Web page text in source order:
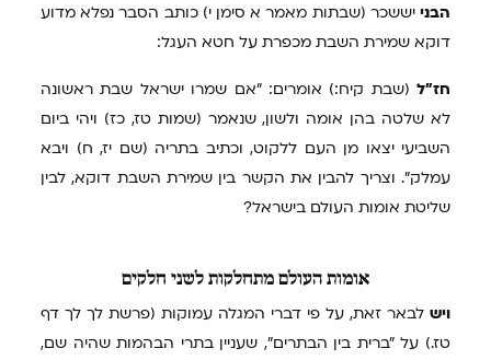
הבני יששכר (שבתות מאמר א סימן י) כותב הסבר נפלא מדוע
דוקא שמירת השבת מכפרת על חטא העגל:
חז"ל (שבת קיח:) אומרים: "אם שמרו ישראל שבת ראשונה
לא שלטה בהן אומה ולשון, שנאמר (שמות טז, כז) ויהי ביום
השביעי יצאו מן העם ללקוט, וכתיב בתריה (שם יז, ח) ויבא
עמלק". וצריך להבין את הקשר בין שמירת השבת דוקא, לבין
שליטת אומות העולם בישראל?
אומות העולם מתחלקות לשני חלקים
ויש לבאר זאת, על פי דברי המגלה עמוקות (פרשת לך לך דף
טז.) על "ברית בין הבתרים", שעניין בתרי הבהמות שהיה שם,